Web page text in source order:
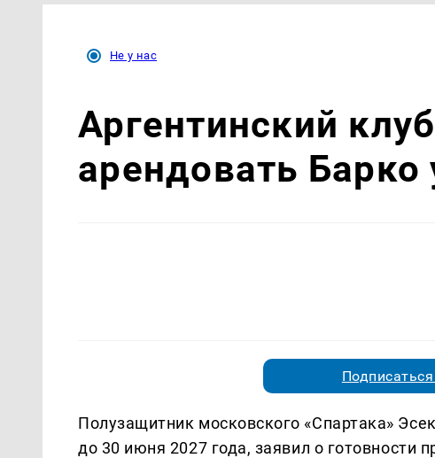
Не у нас
Аргентинский
арендовать Барко
Полузащитник московского «Спартака»
до 30 июня 2027 года, заявил о готовности